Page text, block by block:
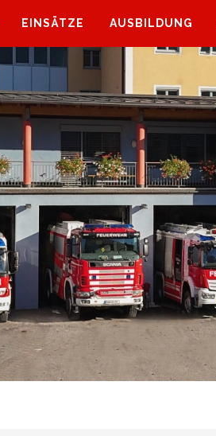
EINSÄTZE AUSBILDUNG